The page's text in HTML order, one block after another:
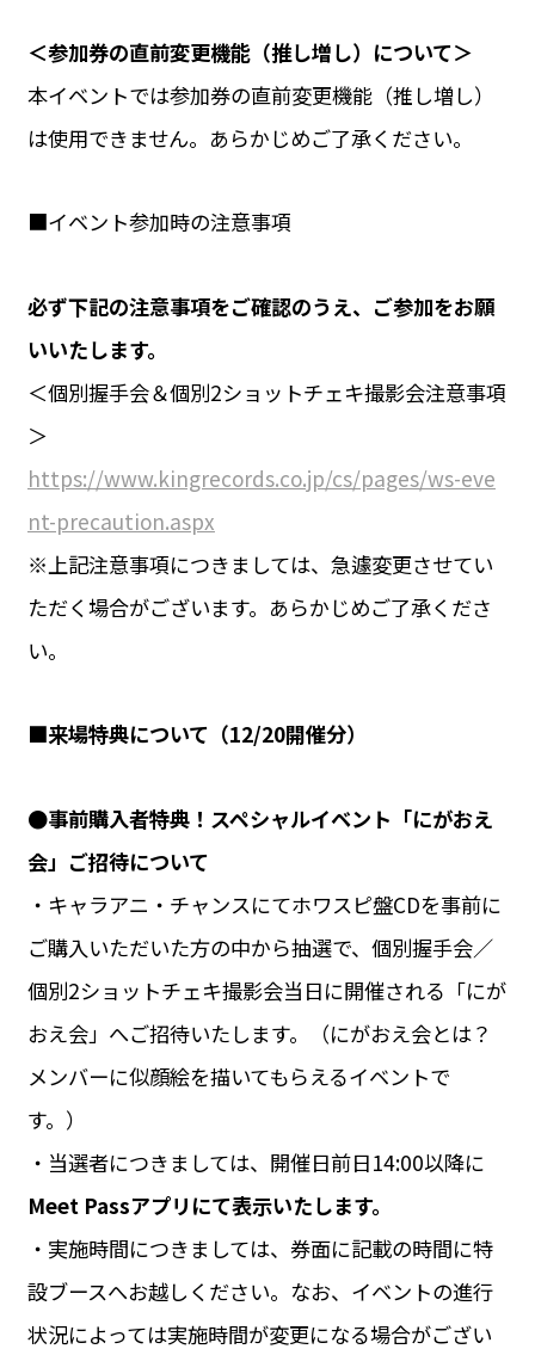
＜参加券の直前変更機能（推し増し）について＞
本イベントでは参加券の直前変更機能（推し増し）
は使用できません。あらかじめご了承ください。
■イベント参加時の注意事項
必ず下記の注意事項をご確認のうえ、ご参加をお願
いいたします。
＜個別握手会＆個別2ショットチェキ撮影会注意事項
＞
https://www.kingrecords.co.jp/cs/pages/ws-eve
nt-precaution.aspx
※上記注意事項につきましては、急遽変更させてい
ただく場合がございます。あらかじめご了承くださ
い。
■来場特典について（12/20開催分）
●事前購入者特典！スペシャルイベント「にがおえ
会」ご招待について
・キャラアニ・チャンスにてホワスピ盤CDを事前に
ご購入いただいた方の中から抽選で、個別握手会／
個別2ショットチェキ撮影会当日に開催される「にが
おえ会」へご招待いたします。（にがおえ会とは？
メンバーに似顔絵を描いてもらえるイベントで
す。）
・当選者につきましては、開催日前日14:00以降に
Meet Passアプリにて表示いたします。
・実施時間につきましては、券面に記載の時間に特
設ブースへお越しください。なお、イベントの進行
状況によっては実施時間が変更になる場合がござい